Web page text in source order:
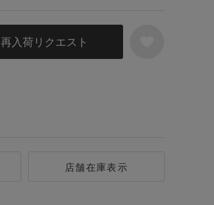
再入荷リクエスト
店舗在庫表示